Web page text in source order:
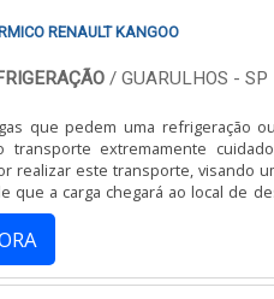
Kangoo vêm com uma garantia
específicas.
PARA RENAULT KANGOO?
adicionais de instalação.
RENAULT KANGOO
/ GUARULHOS - SP
que pedem uma refrigeração
transporte extremamente
realizar este transporte, visando
que a carga chegará ao local de
que precisam ser transportadas em